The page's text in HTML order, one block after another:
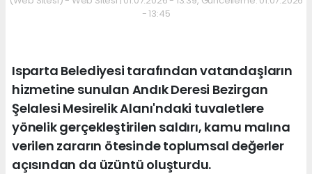
- 13:45
Isparta Belediyesi tarafından vatandaşların
hizmetine sunulan Andık Deresi Bezirgan
Şelalesi Mesirelik Alanı'ndaki tuvaletlere
yönelik gerçekleştirilen saldırı, kamu malına
verilen zararın ötesinde toplumsal değerler
açısından da üzüntü oluşturdu.